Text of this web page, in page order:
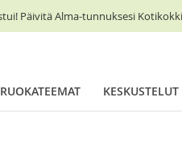
Päivitä Alma-tunnuksesi
RUOKATEEMAT KESKUSTELUT